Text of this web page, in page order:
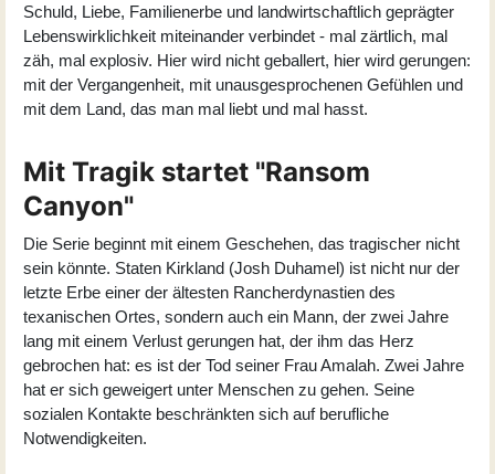
Schuld, Liebe, Familienerbe und landwirtschaftlich geprägter
Lebenswirklichkeit miteinander verbindet - mal zärtlich, mal
zäh, mal explosiv. Hier wird nicht geballert, hier wird gerungen:
mit der Vergangenheit, mit unausgesprochenen Gefühlen und
mit dem Land, das man mal liebt und mal hasst.
Mit Tragik startet "Ransom
Canyon"
Die Serie beginnt mit einem Geschehen, das tragischer nicht
sein könnte. Staten Kirkland (Josh Duhamel) ist nicht nur der
letzte Erbe einer der ältesten Rancherdynastien des
texanischen Ortes, sondern auch ein Mann, der zwei Jahre
lang mit einem Verlust gerungen hat, der ihm das Herz
gebrochen hat: es ist der Tod seiner Frau Amalah. Zwei Jahre
hat er sich geweigert unter Menschen zu gehen. Seine
sozialen Kontakte beschränkten sich auf berufliche
Notwendigkeiten.